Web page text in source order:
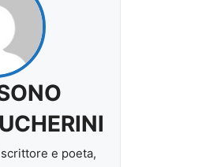
scrittore e poeta,